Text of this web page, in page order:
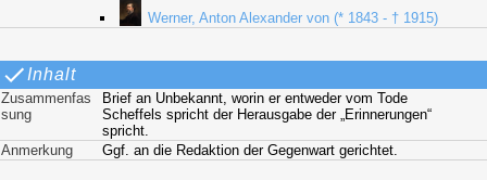
Werner, Anton Alexander von (* 1843 - † 1915)
Inhalt
Zusammenfas
sung
Brief an Unbekannt, worin er entweder vom Tode
Scheffels spricht der Herausgabe der „Erinnerungen“
spricht.
Anmerkung
Ggf. an die Redaktion der Gegenwart gerichtet.